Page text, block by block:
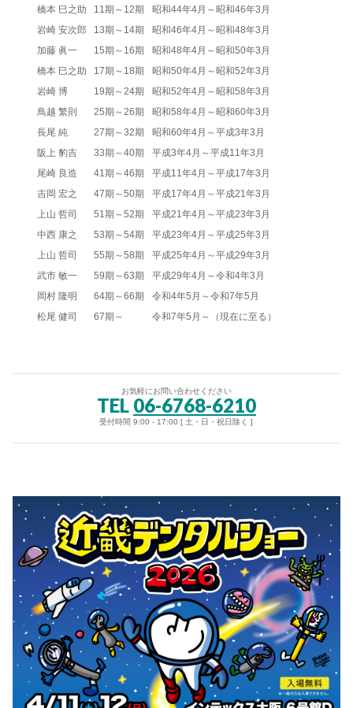
橋本 巳之助
11期～12期
昭和44年4月～昭和46年3月
岩崎 安次郎
13期～14期
昭和46年4月～昭和48年3月
加藤 眞一
15期～16期
昭和48年4月～昭和50年3月
橋本 巳之助
17期～18期
昭和50年4月～昭和52年3月
岩崎 博
19期～24期
昭和52年4月～昭和58年3月
鳥越 繁則
25期～26期
昭和58年4月～昭和60年3月
長尾 純
27期～32期
昭和60年4月～平成3年3月
阪上 豹吉
33期～40期
平成3年4月～平成11年3月
尾崎 良造
41期～46期
平成11年4月～平成17年3月
吉岡 宏之
47期～50期
平成17年4月～平成21年3月
上山 哲司
51期～52期
平成21年4月～平成23年3月
中西 康之
53期～54期
平成23年4月～平成25年3月
上山 哲司
55期～58期
平成25年4月～平成29年3月
武市 敏一
59期～63期
平成29年4月～令和4年3月
岡村 隆明
64期～66期
令和4年5月～令和7年5月
松尾 健司
67期～ 令和7年5月～（現在に至る）
お気軽にお問い合わせください
TEL 06-6768-6210
受付時間 9:00 - 17:00 [ 土・日・祝日除く ]